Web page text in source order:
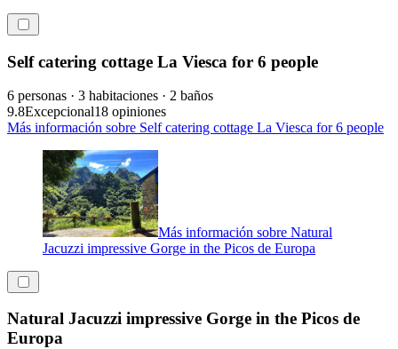
Self catering cottage La Viesca for 6 people
6 personas · 3 habitaciones · 2 baños
9.8Excepcional18 opiniones
Más información sobre Self catering cottage La Viesca for 6 people
Más información sobre Natural
Jacuzzi impressive Gorge in the Picos de Europa
Natural Jacuzzi impressive Gorge in the Picos de
Europa